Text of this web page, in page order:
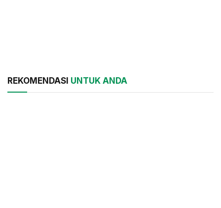
REKOMENDASI UNTUK ANDA